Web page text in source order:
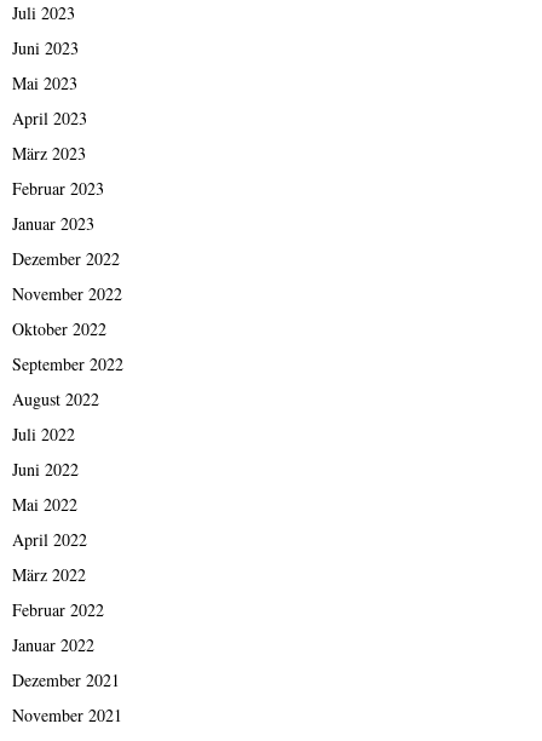
Juli 2023
Juni 2023
Mai 2023
April 2023
März 2023
Februar 2023
Januar 2023
Dezember 2022
November 2022
Oktober 2022
September 2022
August 2022
Juli 2022
Juni 2022
Mai 2022
April 2022
März 2022
Februar 2022
Januar 2022
Dezember 2021
November 2021